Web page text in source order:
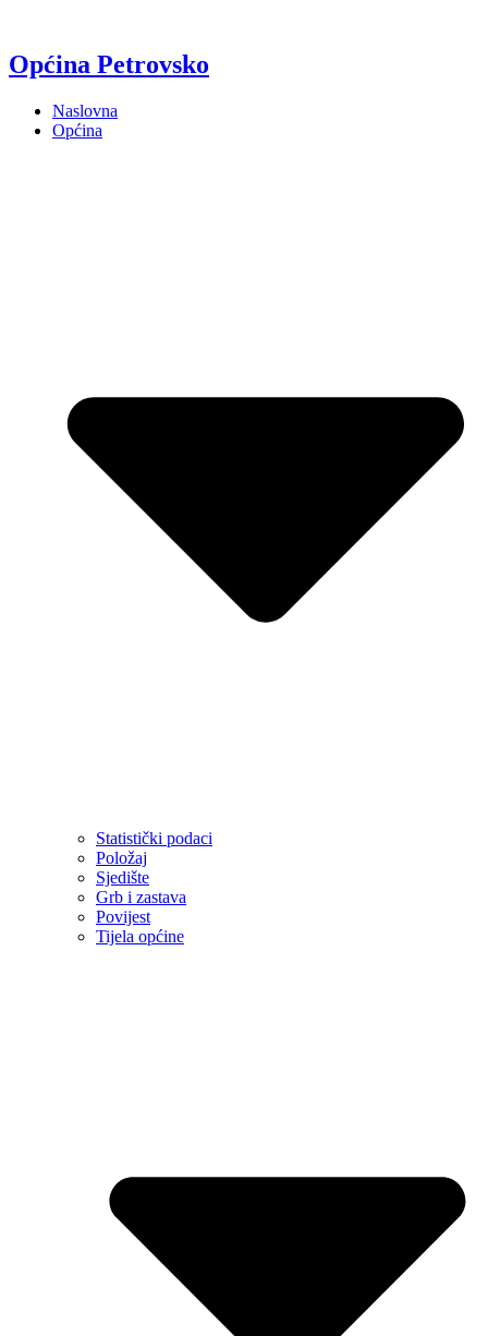
Općina Petrovsko
Naslovna
Općina
Statistički podaci
Položaj
Sjedište
Grb i zastava
Povijest
Tijela općine